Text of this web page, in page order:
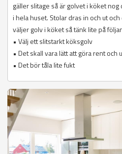
gäller slitage så är golvet i köket
i hela huset. Stolar dras in och ut
väljer golv i köket så tänk lite på
• Välj ett slitstarkt köksgolv
• Det skall vara lätt att göra rent och
• Det bör tåla lite fukt